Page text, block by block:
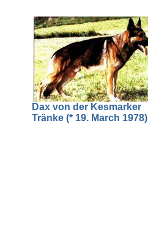
Dax von der Kesmarker
Tränke (* 19. March 1978)